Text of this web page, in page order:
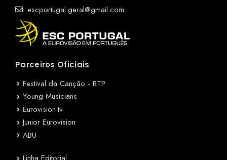
escportugal.geral@gmail.com
Parceiros Oficiais
Festival da Canção - RTP
Young Musicians
Eurovision.tv
Junior Eurovision
ABU